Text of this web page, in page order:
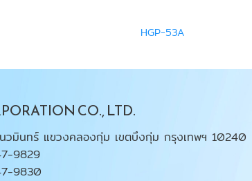
HGP-53A
CO., LTD.
มินทร์ แขวงคลองกุ่ม เขตบึงกุ่ม กรุงเทพฯ 10240
9829
9830